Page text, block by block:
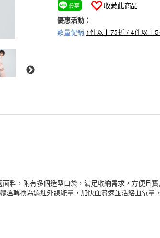
收藏此商品
優惠活動：
數量促銷 1件以上75折 / 4件以上
料，附有多個造型口袋，滿足收納需求，方便且實
轉換為遠紅外線能量，加快血流速並活絡血氧